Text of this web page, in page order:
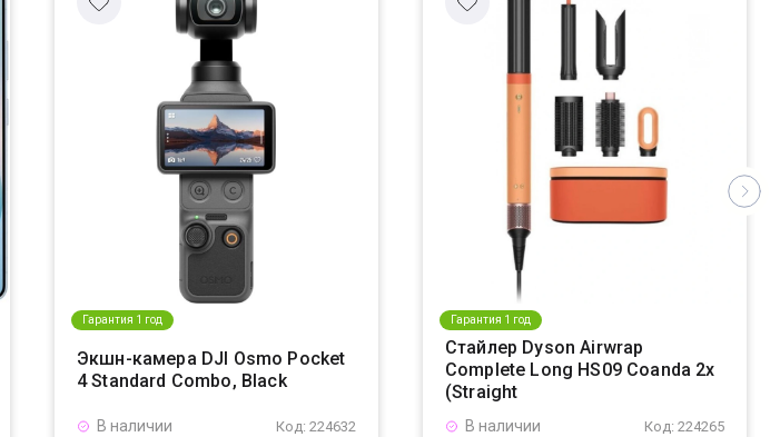
Гарантия 1 год
Экшн-камера DJI Osmo Pocket
4 Standard Combo, Black
Код: 224632
В наличии
Гарантия 1 год
Стайлер Dyson Airwrap
Complete Long HS09 Coanda 2x
(Straight
Код: 224265
В наличии